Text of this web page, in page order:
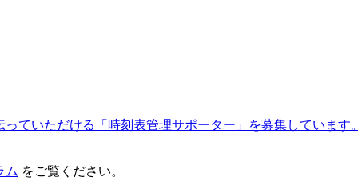
ていただける「時刻表管理サポーター」を募集しています。
ム をご覧ください。